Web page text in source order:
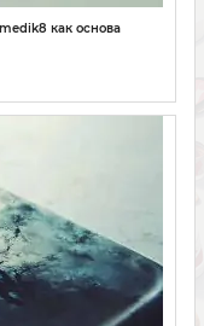
как основа